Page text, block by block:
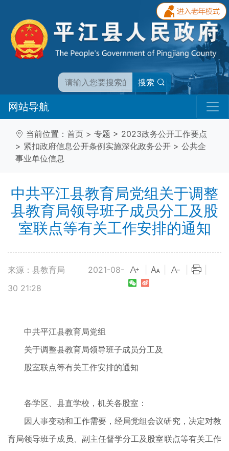
搜索
网站导航
当前位置： 首页 > 专题 > 2023政务公开工作要点
> 紧扣政府信息公开条例实施深化政务公开 > 公共企
事业单位信息
中共平江县教育局党组关于调整
县教育局领导班子成员分工及股
室联点等有关工作安排的通知
来源：县教育局
2021-08-
30 21:28
中共平江县教育局党组
关于调整县教育局领导班子成员分工及
股室联点等有关工作安排的通知
各学区、县直学校，机关各股室：
因人事变动和工作需要，经局党组会议研究，决定对教
育局领导班子成员、副主任督学分工及股室联点等有关工作